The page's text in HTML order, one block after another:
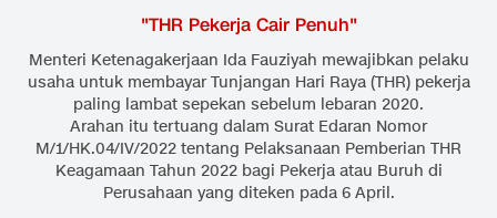
"THR Pekerja Cair Penuh"
Menteri Ketenagakerjaan Ida Fauziyah mewajibkan pelaku
usaha untuk membayar Tunjangan Hari Raya (THR) pekerja
paling lambat sepekan sebelum lebaran 2020.
Arahan itu tertuang dalam Surat Edaran Nomor
M/1/HK.04/IV/2022 tentang Pelaksanaan Pemberian THR
Keagamaan Tahun 2022 bagi Pekerja atau Buruh di
Perusahaan yang diteken pada 6 April.